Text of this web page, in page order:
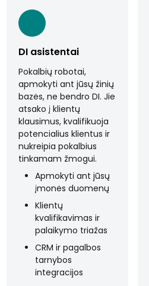
DI asistentai
Pokalbių robotai,
apmokyti ant jūsų žinių
bazės, ne bendro DI. Jie
atsako į klientų
klausimus, kvalifikuoja
potencialius klientus ir
nukreipia pokalbius
tinkamam žmogui.
Apmokyti ant jūsų
įmonės duomenų
Klientų
kvalifikavimas ir
palaikymo triažas
CRM ir pagalbos
tarnybos
integracijos